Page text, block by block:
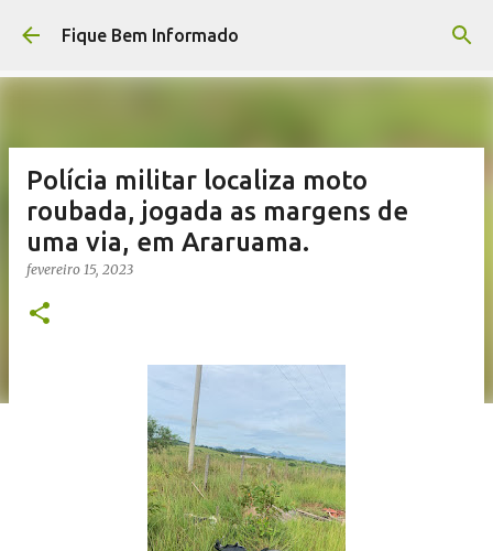
Pular para o conteúdo principal
Fique Bem Informado
Polícia militar localiza moto
roubada, jogada as margens de
uma via, em Araruama.
fevereiro 15, 2023